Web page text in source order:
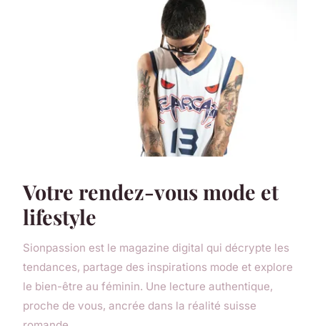
Votre rendez-vous mode et
lifestyle
Sionpassion est le magazine digital qui décrypte les
tendances, partage des inspirations mode et explore
le bien-être au féminin. Une lecture authentique,
proche de vous, ancrée dans la réalité suisse